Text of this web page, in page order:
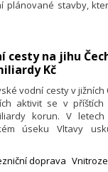
plánované stavby,
cesty na jihu
Kč
vodní cesty v
aktivit se v příštích
korun. V
úseku Vltavy
Novinářům to řekli
doprava